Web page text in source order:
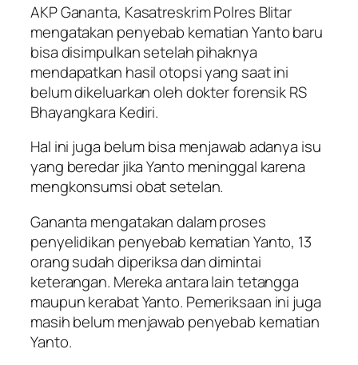
AKP Gananta, Kasatreskrim Polres Blitar
mengatakan penyebab kematian Yanto baru
bisa disimpulkan setelah pihaknya
mendapatkan hasil otopsi yang saat ini
belum dikeluarkan oleh dokter forensik RS
Bhayangkara Kediri.
Hal ini juga belum bisa menjawab adanya isu
yang beredar jika Yanto meninggal karena
mengkonsumsi obat setelan.
Gananta mengatakan dalam proses
penyelidikan penyebab kematian Yanto, 13
orang sudah diperiksa dan dimintai
keterangan. Mereka antara lain tetangga
maupun kerabat Yanto. Pemeriksaan ini juga
masih belum menjawab penyebab kematian
Yanto.